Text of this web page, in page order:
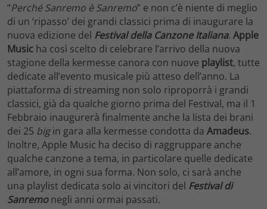
“Perché Sanremo è Sanremo” e non c’è niente di meglio
di un ‘ripasso’ dei grandi classici prima di inaugurare la
nuova edizione del Festival della Canzone Italiana. Apple
Music ha così scelto di celebrare l’arrivo della nuova
stagione della kermesse canora con nuove playlist, tutte
dedicate all’evento musicale più atteso dell’anno. La
piattaforma di streaming non solo riproporrà i grandi
classici, già da qualche giorno prima del Festival, ma il 1
Febbraio inaugurerà finalmente anche la lista dei brani
dei 25 bigin gara alla kermesse condotta da Amadeus.
Inoltre, Apple Music ha deciso di raggruppare anche
qualche canzone a tema, in particolare quelle dedicate
all’amore, in ogni sua forma. Non solo, ci sarà anche
una playlist dedicata solo ai vincitori del Festival di
Sanremonegli anni ormai passati.